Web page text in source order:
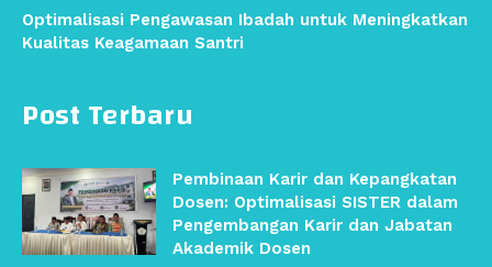
Post Terbaru
Pembinaan Karir dan Kepangkatan
Dosen: Optimalisasi SISTER dalam
Pengembangan Karir dan Jabatan
Akademik Dosen
Optimalisasi Pengawasan Ibadah untuk Meningkatkan
Kualitas Keagamaan Santri